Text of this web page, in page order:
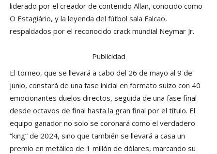
liderado por el creador de contenido Allan, conocido como
O Estagiário, y la leyenda del fútbol sala Falcao,
respaldados por el reconocido crack mundial Neymar Jr.
Publicidad
El torneo, que se llevará a cabo del 26 de mayo al 9 de
junio, constará de una fase inicial en formato suizo con 40
emocionantes duelos directos, seguida de una fase final
desde octavos de final hasta la gran final por el título. El
equipo ganador no solo se coronará como el verdadero
“king” de 2024, sino que también se llevará a casa un
premio en metálico de 1 millón de dólares, marcando su